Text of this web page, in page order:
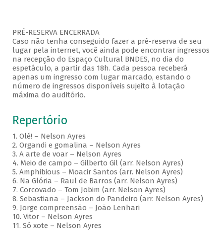
PRÉ-RESERVA ENCERRADA
Caso não tenha conseguido fazer a pré-reserva de seu
lugar pela internet, você ainda pode encontrar ingressos
na recepção do Espaço Cultural BNDES, no dia do
espetáculo, a partir das 18h. Cada pessoa receberá
apenas um ingresso com lugar marcado, estando o
número de ingressos disponíveis sujeito à lotação
máxima do auditório.
Repertório
1. Olé! – Nelson Ayres
2. Organdi e gomalina – Nelson Ayres
3. A arte de voar – Nelson Ayres
4. Meio de campo – Gilberto Gil (arr. Nelson Ayres)
5. Amphibious – Moacir Santos (arr. Nelson Ayres)
6. Na Glória – Raul de Barros (arr. Nelson Ayres)
7. Corcovado – Tom Jobim (arr. Nelson Ayres)
8. Sebastiana – Jackson do Pandeiro (arr. Nelson Ayres)
9. Jorge compreensão – João Lenhari
10. Vitor – Nelson Ayres
11. Só xote – Nelson Ayres